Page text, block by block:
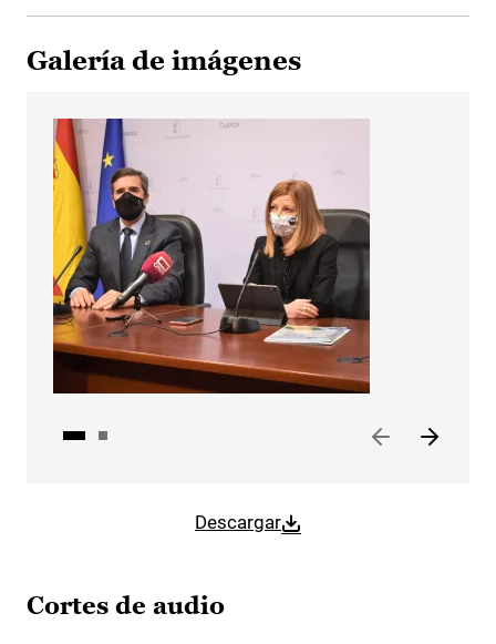
Galería de imágenes
Descargar
Cortes de audio